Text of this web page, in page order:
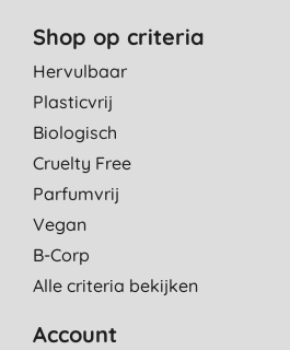
Shop op criteria
Hervulbaar
Plasticvrij
Biologisch
Cruelty Free
Parfumvrij
Vegan
B-Corp
Alle criteria bekijken
Account